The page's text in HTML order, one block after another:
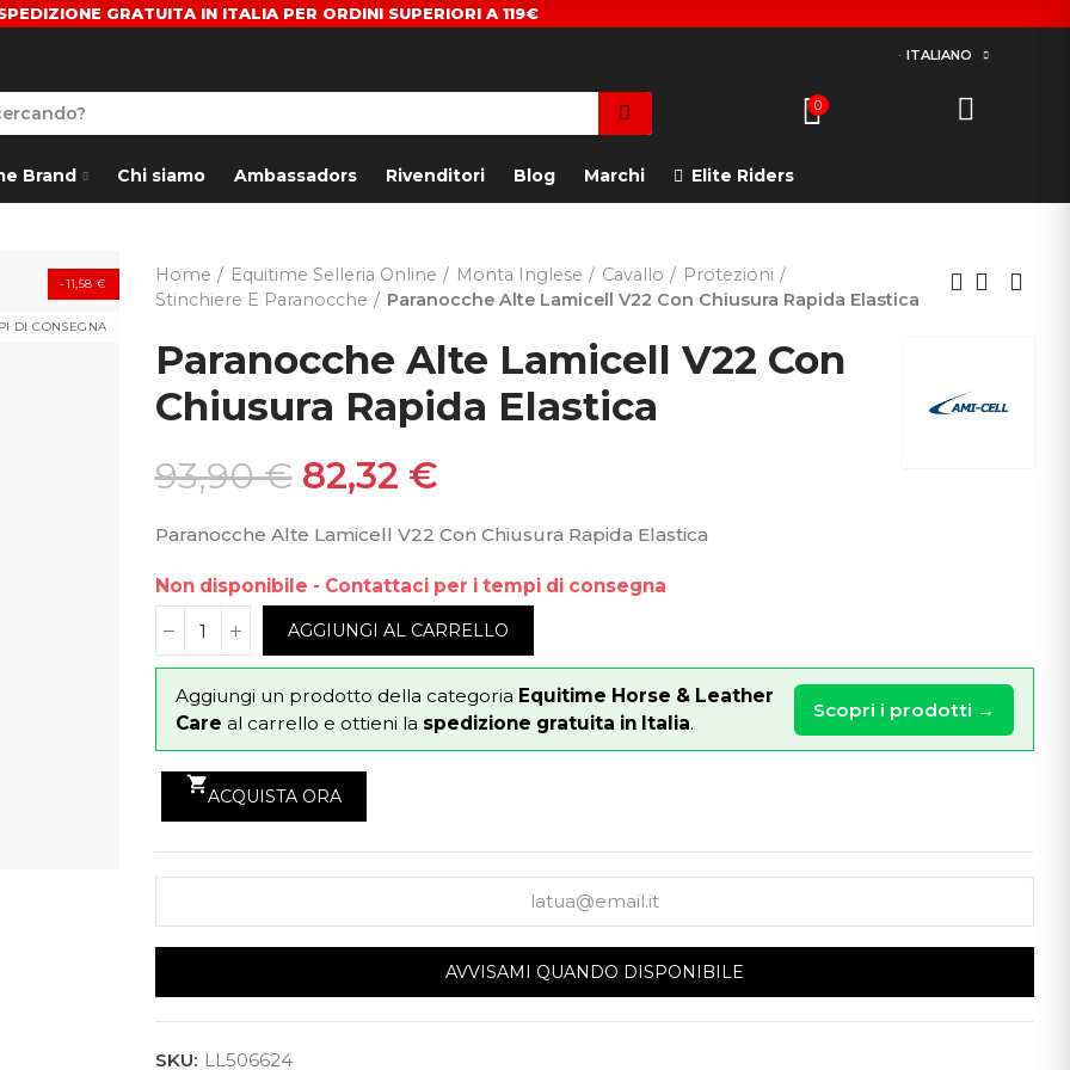
GRATUITA IN ITALIA PER ORDINI SUPERIORI A 119€
ITALIANO
0
Brand Chi siamo Ambassadors Rivenditori Blog Marchi Elite Riders
-11,58 €
DI CONSEGNA
Home Equitime Selleria Online Monta Inglese Cavallo
Protezioni
Stinchiere E Paranocche
Paranocche Alte Lamicell V22 Con Chiusura Rapida Elastica
Paranocche Alte Lamicell V22 Con
Chiusura Rapida Elastica
93,90 € 82,32 €
Paranocche Alte Lamicell V22 Con Chiusura Rapida Elastica
Non disponibile - Contattaci per i tempi di consegna
AGGIUNGI AL CARRELLO
Aggiungi un prodotto della categoria Equitime Horse & Leather
Care al carrello e ottieni la spedizione gratuita in Italia.
Scopri i prodotti →
shopping_cart
ACQUISTA ORA
AVVISAMI QUANDO DISPONIBILE
SKU: LL506624